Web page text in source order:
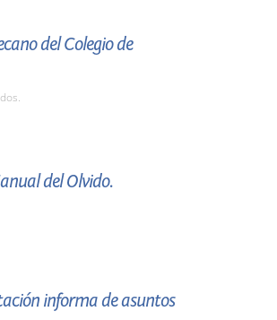
del Colegio de
del Olvido.
informa de asuntos